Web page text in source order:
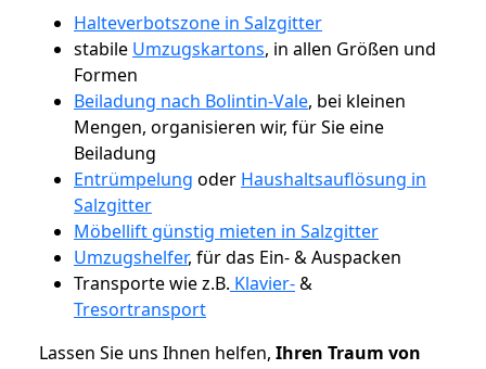
Halteverbotszone in Salzgitter
stabile Umzugskartons, in allen Größen und
Formen
Beiladung nach Bolintin-Vale, bei kleinen
Mengen, organisieren wir, für Sie eine
Beiladung
Entrümpelung oder Haushaltsauflösung in
Salzgitter
Möbellift günstig mieten in Salzgitter
Umzugshelfer, für das Ein- & Auspacken
Transporte wie z.B. Klavier-&
Tresortransport
Lassen Sie uns Ihnen helfen, Ihren Traum von